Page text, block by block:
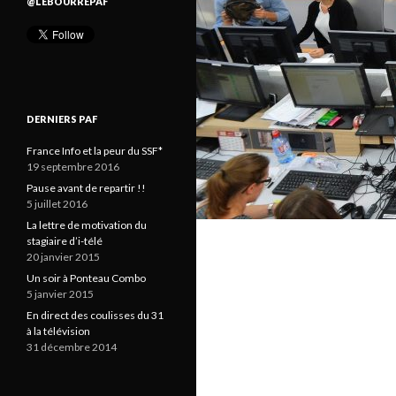
DERNIERS PAF
France Info et la peur du SSF*
19 septembre 2016
Pause avant de repartir !!
5 juillet 2016
La lettre de motivation du
stagiaire d’i-télé
20 janvier 2015
Un soir à Ponteau Combo
5 janvier 2015
En direct des coulisses du 31
à la télévision
31 décembre 2014